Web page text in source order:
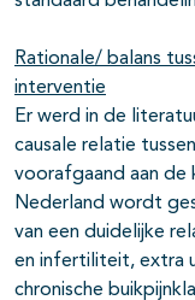
Rationale/ balans
interventie
Er werd in de
causale relatie
voorafgaand aan de
Nederland wordt
van een duidelijke
en infertiliteit, extra
chronische